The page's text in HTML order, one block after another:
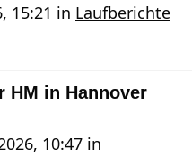
15:21 in Laufberichte
HM in Hannover
10:47 in